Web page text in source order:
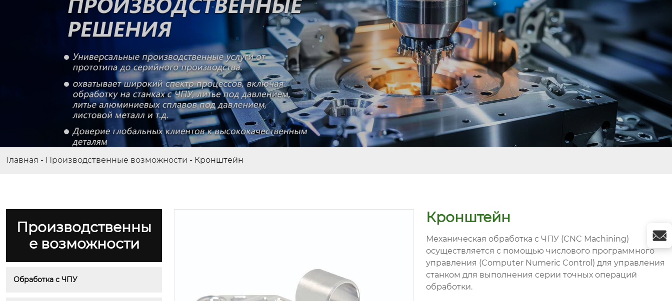
Главная - Производственные возможности - Кронштейн
Производственны
е возможности
Обработка с ЧПУ
Кронштейн
Механическая обработка с ЧПУ (CNC Machining)
осуществляется с помощью числового программного
управления (Computer Numeric Control) для управления
станком для выполнения серии точных операций
обработки.